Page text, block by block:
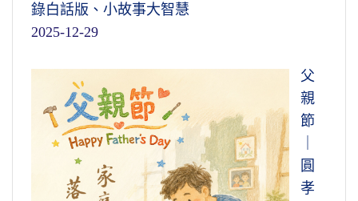
錄白話版、小故事大智慧
2025-12-29
父
親
節
圓
孝